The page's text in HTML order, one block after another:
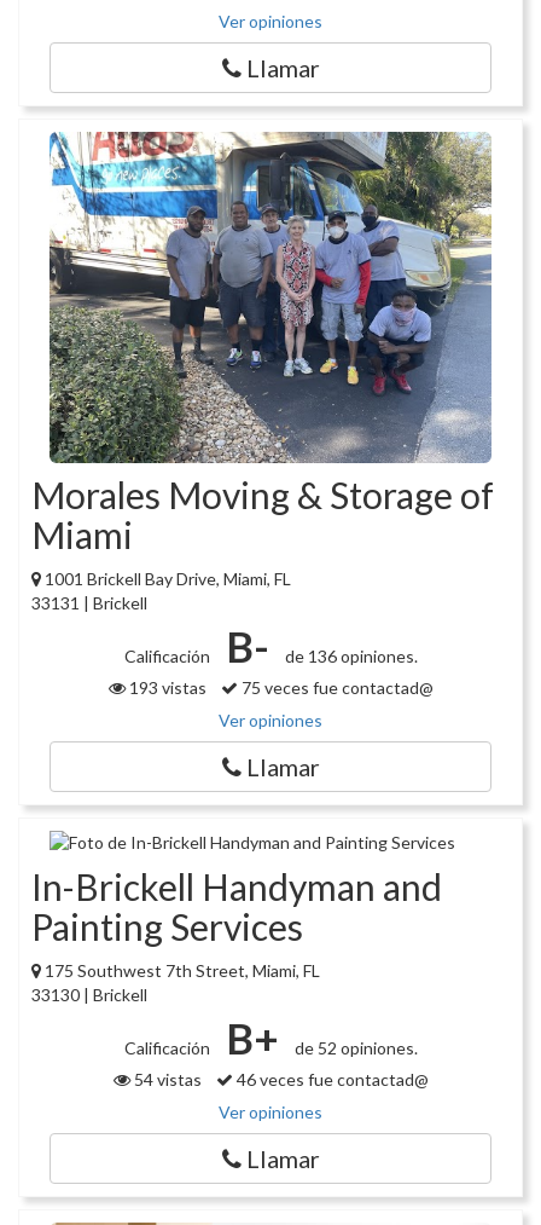
Ver opiniones
Llamar
Morales Moving & Storage of
Miami
1001 Brickell Bay Drive, Miami, FL
33131 | Brickell
Calificación B-
de 136 opiniones.
193 vistas
75 veces fue contactad@
Ver opiniones
Llamar
In-Brickell Handyman and
Painting Services
175 Southwest 7th Street, Miami, FL
33130 | Brickell
Calificación B+
de 52 opiniones.
54 vistas
46 veces fue contactad@
Ver opiniones
Llamar